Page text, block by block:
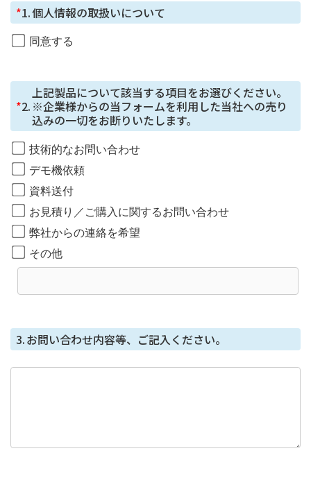
ご本⼈の同意がある場合または法令に基づく場合を除
ん。
個⼈情報の取り扱いを外部に委託する場合は、当社が規
定する個⼈情報管理基準を満たす企業を選定して委託を
⾏い、適切な取り扱いが⾏われるよう監督します。
取得した個⼈情報の開⽰等に応じる問合せ窓⼝
本⼈からの請求等により、当社が本件により取得した個
⼈情報の利⽤⽬的の通知・開⽰・内容の訂正・追加また
は削除・利⽤の停⽌・消去または第三者への提供の停
⽌、第三者提供記録の開⽰（「開⽰等」といいます。）
に応じます。
個人情報を与えることの任意性及び当該情報を
個⼈情報を取得する項⽬は、全てご本⼈によってご提供
いただくものです。
本フォームではCookie で個⼈情報を取得していません
*1.個人情報の取扱いについて
同意する
*2.
上記製品について該当する項目をお選びください。
※企業様からの当フォームを利用した当社への売り
込みの一切をお断りいたします。
技術的なお問い合わせ
デモ機依頼
資料送付
お見積り／ご購入に関するお問い合わせ
弊社からの連絡を希望
その他
3.お問い合わせ内容等、ご記入ください。